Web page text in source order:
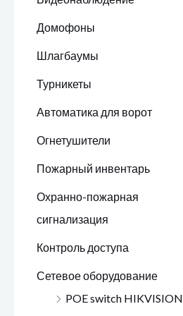
Домофоны
Шлагбаумы
Турникеты
Автоматика для ворот
Огнетушители
Пожарный инвентарь
Охранно-пожарная
сигнализация
Контроль доступа
Сетевое оборудование
POE switch HIKVISION